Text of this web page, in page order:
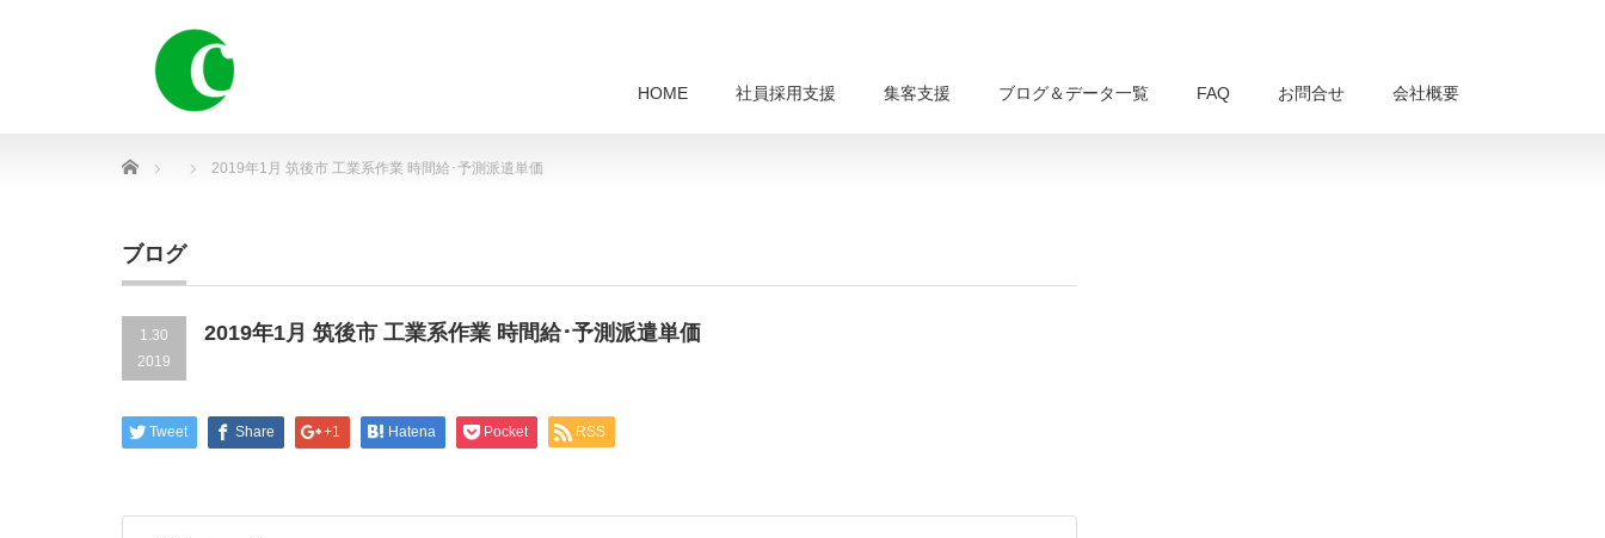
HOME 社員採用支援 集客支援 ブログ＆データ一覧 FAQ お問合せ 会社概要
Home 2019年1月 筑後市 工業系作業 時間給･予測派遣単価
ブログ
1.30
2019
2019年1月 筑後市 工業系作業 時間給･予測派遣単価
Tweet Share +1 Hatena Pocket RSS